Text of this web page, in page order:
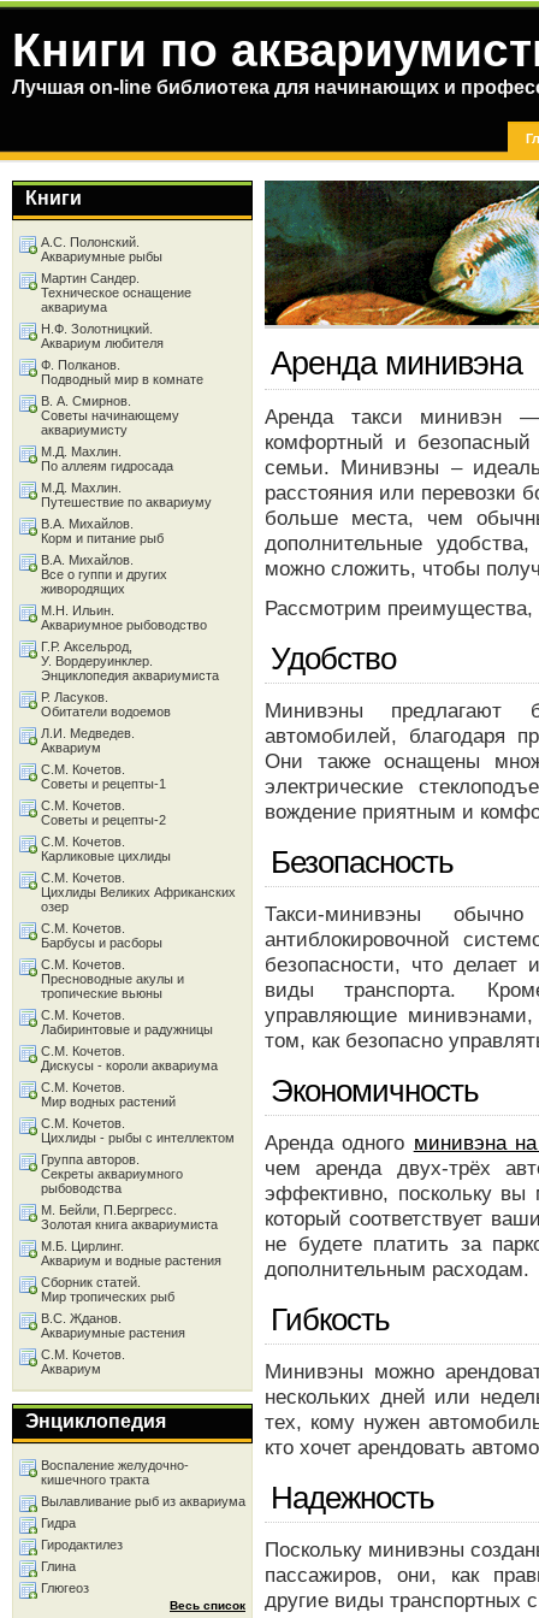
Книги по
Лучшая on-line библиотека для начинающих и
Аренда минивэна
Аренда такси минивэн
комфортный и
семьи. Минивэны –
расстояния или перевозки
больше места, чем
дополнительные
можно сложить, чтобы
Рассмотрим преимущества,
Удобство
Минивэны
автомобилей, благодаря
Они также оснащены
электрические
вождение приятным и
Безопасность
Такси-минивэны
антиблокировочной
безопасности, что
виды транспорта.
управляющие
том, как безопасно
Экономичность
Аренда одного минивэна
чем аренда двух-трёх
эффективно, поскольку вы
который соответствует
не будете платить за
дополнительным расходам.
Гибкость
Минивэны можно
нескольких дней или
тех, кому нужен
кто хочет арендовать
Надежность
Поскольку минивэны
пассажиров, они, как
другие виды транспортных
Книги
А.С. Полонский.
Аквариумные рыбы
Мартин Сандер.
Техническое оснащение
аквариума
Н.Ф. Золотницкий.
Аквариум любителя
Ф. Полканов.
Подводный мир в комнате
В. А. Смирнов.
Советы начинающему
аквариумисту
М.Д. Махлин.
По аллеям гидросада
М.Д. Махлин.
Путешествие по аквариуму
В.А. Михайлов.
Корм и питание рыб
В.А. Михайлов.
Все о гуппи и других
живородящих
М.Н. Ильин.
Аквариумное рыбоводство
Г.Р. Аксельрод,
У. Вордеруинклер.
Энциклопедия аквариумиста
Р. Ласуков.
Обитатели водоемов
Л.И. Медведев.
Аквариум
С.М. Кочетов.
Советы и рецепты-1
С.М. Кочетов.
Советы и рецепты-2
С.М. Кочетов.
Карликовые цихлиды
С.М. Кочетов.
Цихлиды Великих Африканских
озер
С.М. Кочетов.
Барбусы и расборы
С.М. Кочетов.
Пресноводные акулы и
тропические вьюны
С.М. Кочетов.
Лабиринтовые и радужницы
С.М. Кочетов.
Дискусы - короли аквариума
С.М. Кочетов.
Мир водных растений
С.М. Кочетов.
Цихлиды - рыбы с интеллектом
Группа авторов.
Секреты аквариумного
рыбоводства
М. Бейли, П.Бергресс.
Золотая книга аквариумиста
М.Б. Цирлинг.
Аквариум и водные растения
Сборник статей.
Мир тропических рыб
В.С. Жданов.
Аквариумные растения
С.М. Кочетов.
Аквариум
Энциклопедия
Воспаление желудочно-
кишечного тракта
Вылавливание рыб из аквариума
Гидра
Гиродактилез
Глина
Глюгеоз
Весь список